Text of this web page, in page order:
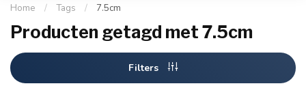
Home / Tags / 7.5cm
Producten getagd met 7.5cm
Filters